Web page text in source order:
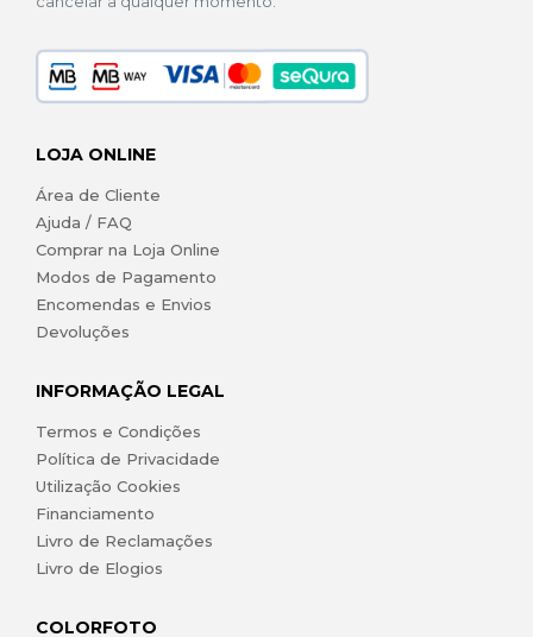
LOJA ONLINE
Área de Cliente
Ajuda / FAQ
Comprar na Loja Online
Modos de Pagamento
Encomendas e Envios
Devoluções
INFORMAÇÃO LEGAL
Termos e Condições
Política de Privacidade
Utilização Cookies
Financiamento
Livro de Reclamações
Livro de Elogios
COLORFOTO